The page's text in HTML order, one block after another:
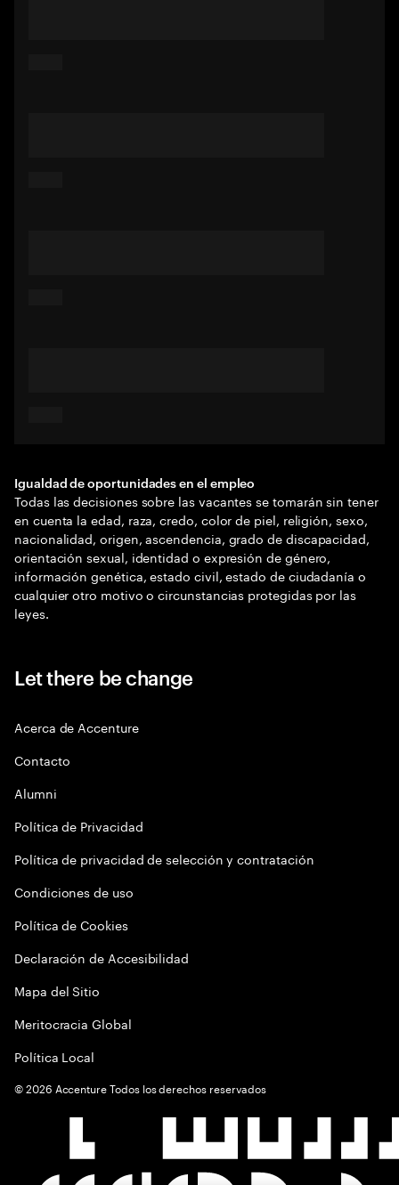
Igualdad de oportunidades en el empleo
Todas las decisiones sobre las vacantes se tomarán sin tener
en cuenta la edad, raza, credo, color de piel, religión, sexo,
nacionalidad, origen, ascendencia, grado de discapacidad,
orientación sexual, identidad o expresión de género,
información genética, estado civil, estado de ciudadanía o
cualquier otro motivo o circunstancias protegidas por las
leyes.
Let there be change
Acerca de Accenture
Contacto
Alumni
Política de Privacidad
Política de privacidad de selección y contratación
Condiciones de uso
Política de Cookies
Declaración de Accesibilidad
Mapa del Sitio
Meritocracia Global
Política Local
©2026 Accenture Todos los derechos reservados